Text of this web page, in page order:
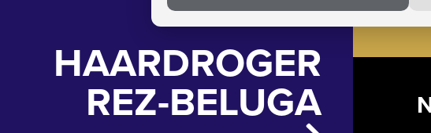
HAARDROGER
REZ-BELUGA